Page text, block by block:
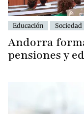
Educación Sociedad
Andorra
pensiones y